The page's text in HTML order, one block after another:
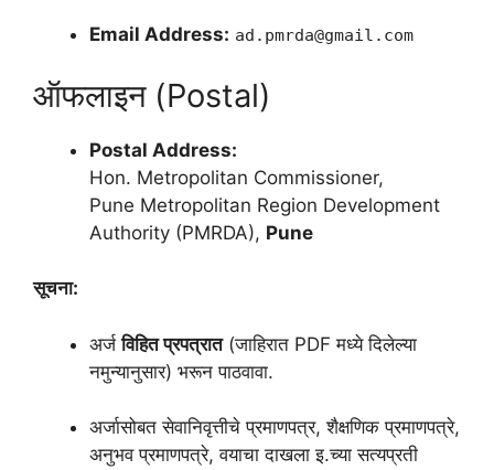
Email Address: ad.pmrda@gmail.com
ऑफलाइन (Postal)
Postal Address:
Hon. Metropolitan Commissioner,
Pune Metropolitan Region Development
Authority (PMRDA), Pune
सूचना:
अर्जविहित प्रपत्रात(जाहिरात PDF मध्ये दिलेल्या
नमुन्यानुसार) भरून पाठवावा.
अर्जासोबत सेवानिवृत्तीचे प्रमाणपत्र, शैक्षणिक प्रमाणपत्रे,
अनुभव प्रमाणपत्रे, वयाचा दाखला इ.च्या सत्यप्रती